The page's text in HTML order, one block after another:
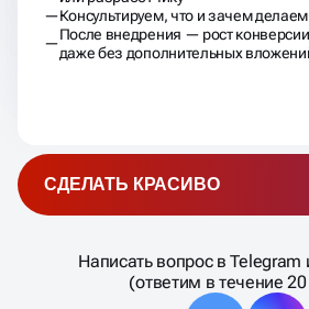
Консультируем, что и зачем делаем
После внедрения — рост
даже без дополнительных
Написать вопрос в Telegram
(ответим в течение
СДЕЛАТЬ КРАСИВО